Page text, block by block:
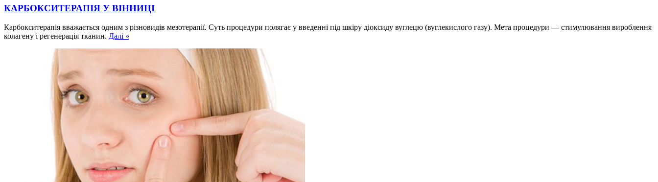
КАРБОКСИТЕРАПІЯ У ВІННИЦІ
Карбокситерапія вважається одним з різновидів мезотерапії. Суть процедури полягає у введенні під шкіру діоксиду вуглецю (вуглекислого газу). Мета процедури — стимулювання вироблення
колагену і регенерація тканин. Далі »